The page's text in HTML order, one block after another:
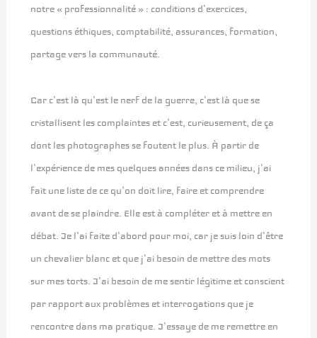
notre « professionnalité » : conditions d’exercices,
questions éthiques, comptabilité, assurances, formation,
partage vers la communauté.
Car c’est là qu’est le nerf de la guerre, c’est là que se
cristallisent les complaintes et c’est, curieusement, de ça
dont les photographes se foutent le plus. À partir de
l’expérience de mes quelques années dans ce milieu, j’ai
fait une liste de ce qu’on doit lire, faire et comprendre
avant de se plaindre. Elle est à compléter et à mettre en
débat. Je l’ai faite d’abord pour moi, car je suis loin d’être
un chevalier blanc et que j’ai besoin de mettre des mots
sur mes torts. J’ai besoin de me sentir légitime et conscient
par rapport aux problèmes et interrogations que je
rencontre dans ma pratique. J’essaye de me remettre en